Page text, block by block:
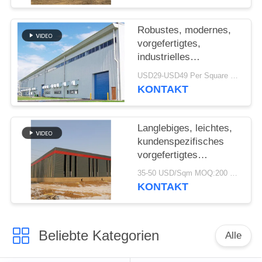
SITEMAP
PRIVACY
POLICY
Robustes, modernes,
vorgefertigtes,
industrielles
Stahlkonstruktionslager
für die Fabrik
USD29-USD49 Per Square Meter MOQ:200 Quadratmeter
KONTAKT
Langlebiges, leichtes,
kundenspezifisches
vorgefertigtes
Lagerhaus mit
verzinkter
35-50 USD/Sqm MOQ:200 Quadratmeter
KONTAKT
Beliebte Kategorien Alle